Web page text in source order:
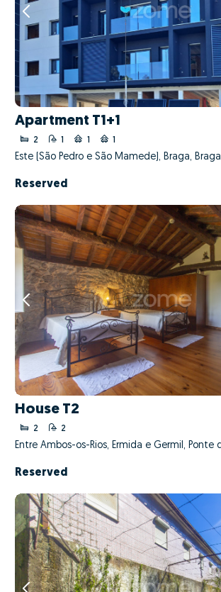
Apartment T1+1
2 1 1 1
Este (São Pedro e São Mamede), Braga, Braga
Reserved
House T2
2 2
Reserved